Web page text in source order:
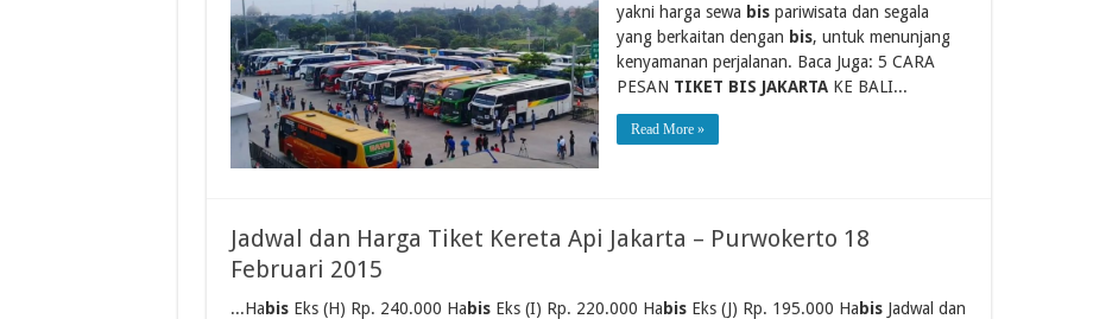
yakni harga sewa bispariwisata dan segala
yang berkaitan dengan bis, untuk menunjang
kenyamanan perjalanan. Baca Juga: 5 CARA
PESAN TIKET BIS JAKARTAKE BALI...
Read More »
Jadwal dan Harga Tiket Kereta Api Jakarta – Purwokerto 18
Februari 2015
...Ha bisEks (H) Rp. 240.000 Ha bisEks (I) Rp. 220.000 Ha bisEks (J) Rp. 195.000 Ha bisJadwal dan